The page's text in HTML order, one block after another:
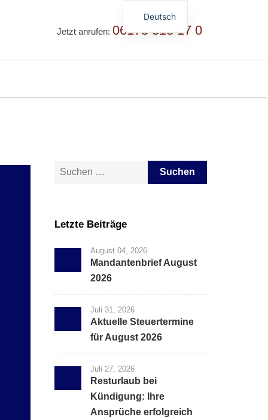
Jetzt anrufen: 06173 318 17 0
Suche nach:
Letzte Beiträge
August 04, 2026
Mandantenbrief August
2026
Juli 31, 2026
Aktuelle Steuertermine
für August 2026
Juli 27, 2026
Resturlaub bei
Kündigung: Ihre
Ansprüche erfolgreich
Deutsch
English